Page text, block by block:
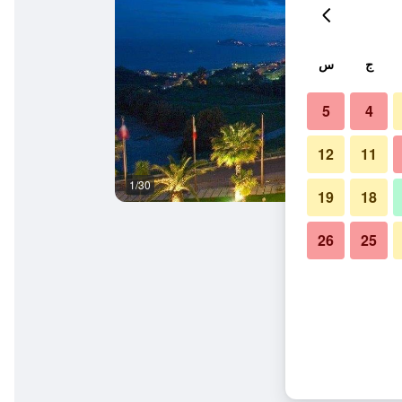
1/30
ج س
4
5
11
12
18
19
25
26